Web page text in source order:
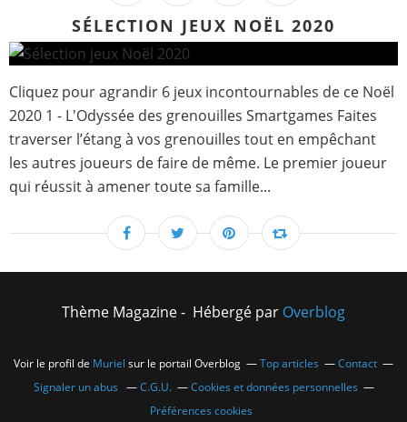
SÉLECTION JEUX NOËL 2020
Cliquez pour agrandir 6 jeux incontournables de ce Noël
2020 1 - L'Odyssée des grenouilles Smartgames Faites
traverser l’étang à vos grenouilles tout en empêchant
les autres joueurs de faire de même. Le premier joueur
qui réussit à amener toute sa famille...
Thème Magazine - Hébergé par Overblog
Voir le profil de Muriel sur le portail Overblog Top articles
Contact
Signaler un abus
C.G.U.
Cookies et données personnelles
Préférences cookies